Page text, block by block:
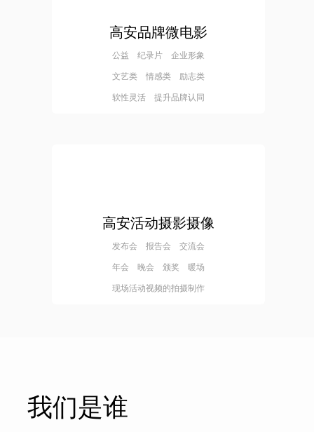
高安品牌微电影
公益 纪录片 企业形象
文艺类 情感类 励志类
软性灵活 提升品牌认同
高安活动摄影摄像
发布会 报告会 交流会
年会 晚会 颁奖 暖场
现场活动视频的拍摄制作
我们是谁